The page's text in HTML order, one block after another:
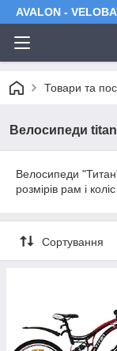
AVALON -
Товари та
Велосипеди
Велосипеди "Титан"
розмірів рам і коліс .
Сортування